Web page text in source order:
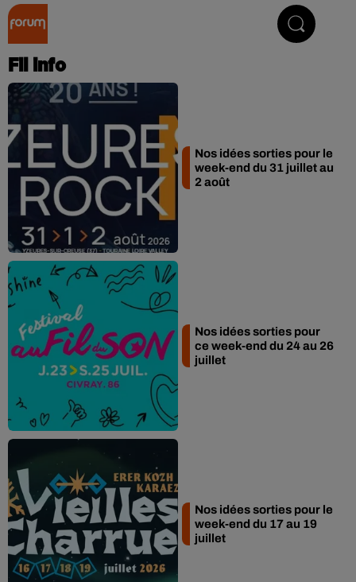
Fil info
Nos idées sorties pour le
week-end du 31 juillet au
2 août
Nos idées sorties pour
ce week-end du 24 au 26
juillet
Nos idées sorties pour le
week-end du 17 au 19
juillet